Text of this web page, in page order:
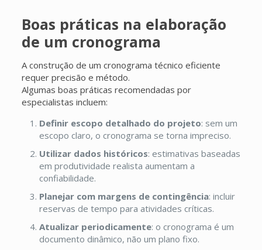
Boas práticas na elaboração
de um cronograma
A construção de um cronograma técnico eficiente
requer precisão e método.
Algumas boas práticas recomendadas por
especialistas incluem:
Definir escopo detalhado do projeto: sem um
escopo claro, o cronograma se torna impreciso.
Utilizar dados históricos: estimativas baseadas
em produtividade realista aumentam a
confiabilidade.
Planejar com margens de contingência: incluir
reservas de tempo para atividades críticas.
Atualizar periodicamente: o cronograma é um
documento dinâmico, não um plano fixo.